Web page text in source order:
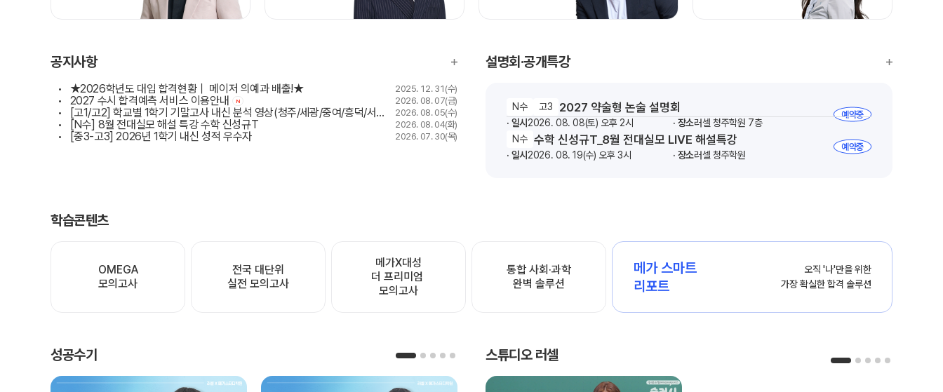
공지사항
★2026학년도 대입 합격현황｜ 메이저 의예과 배출!★ 2025. 12. 31(수)
2027 수시 합격예측 서비스 이용안내 N 2026. 08. 07(금)
[고1/고2] 학교별 1학기 기말고사 내신 분석 영상(청주/세광/중여/흥덕/서원/교원대부고) 2026. 08. 05(수)
[N수] 8월 전대실모 해설 특강 수학 신성규T 2026. 08. 04(화)
[중3-고3] 2026년 1학기 내신 성적 우수자 2026. 07. 30(목)
설명회·공개특강
N수 고3 2027 약술형 논술 설명회
일시 2026. 08. 08(토) 오후 2시 장소러셀 청주학원 7층
예약중
N수 수학 신성규T_8월 전대실모 LIVE 해설특강
일시 2026. 08. 19(수) 오후 3시 장소러셀 청주학원
예약중
학습콘텐츠
OMEGA
모의고사
전국 대단위
실전 모의고사
메가X대성
더 프리미엄
모의고사
통합 사회·과학
완벽 솔루션
메가 스마트
리포트
오직 '나'만을 위한
가장 확실한 합격 솔루션
성공수기 스튜디오 러셀